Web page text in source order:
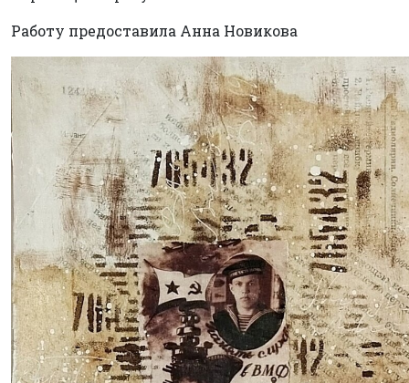
Работу предоставила Анна Новикова